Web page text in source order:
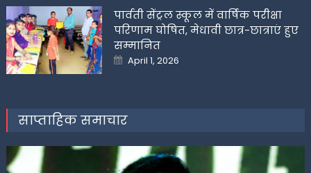
पार्वती सेंट्रल स्कूल में वार्षिक परीक्षा
परिणाम घोषित, मेधावी छात्र-छात्राएं हुए
सम्मानित
Posted
on
April 1, 2026
साप्ताहिक समाचार